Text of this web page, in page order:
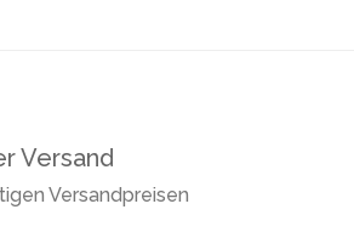
Versand
Versandpreisen